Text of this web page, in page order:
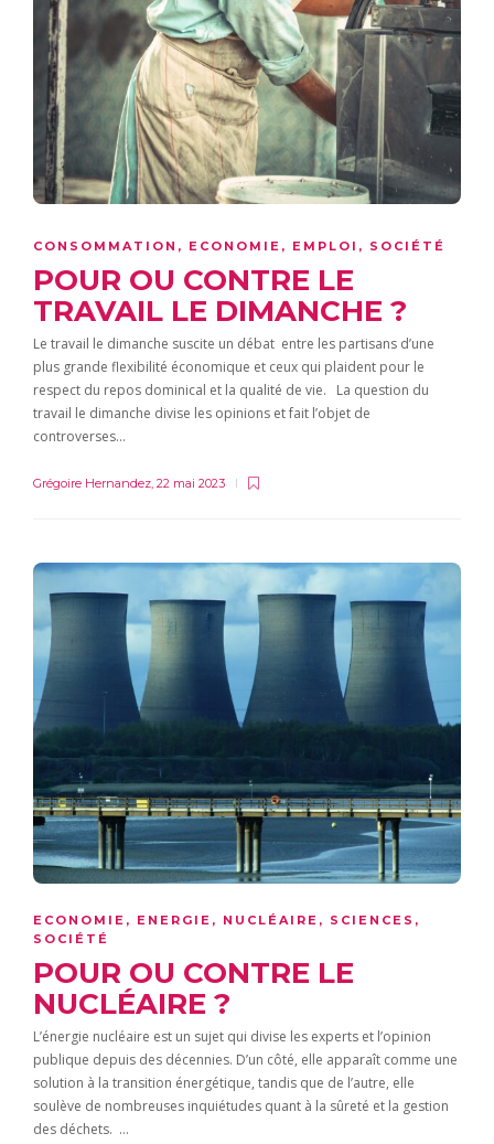
CONSOMMATION , ECONOMIE , EMPLOI , SOCIÉTÉ
POUR OU CONTRE LE
TRAVAIL LE DIMANCHE ?
Le travail le dimanche suscite un débat entre les partisans d’une
plus grande flexibilité économique et ceux qui plaident pour le
respect du repos dominical et la qualité de vie. La question du
travail le dimanche divise les opinions et fait l’objet de
controverses…
Grégoire Hernandez 22 mai 2023
ECONOMIE , ENERGIE , NUCLÉAIRE , SCIENCES ,
SOCIÉTÉ
POUR OU CONTRE LE
NUCLÉAIRE ?
L’énergie nucléaire est un sujet qui divise les experts et l’opinion
publique depuis des décennies. D’un côté, elle apparaît comme une
solution à la transition énergétique, tandis que de l’autre, elle
soulève de nombreuses inquiétudes quant à la sûreté et la gestion
des déchets. …